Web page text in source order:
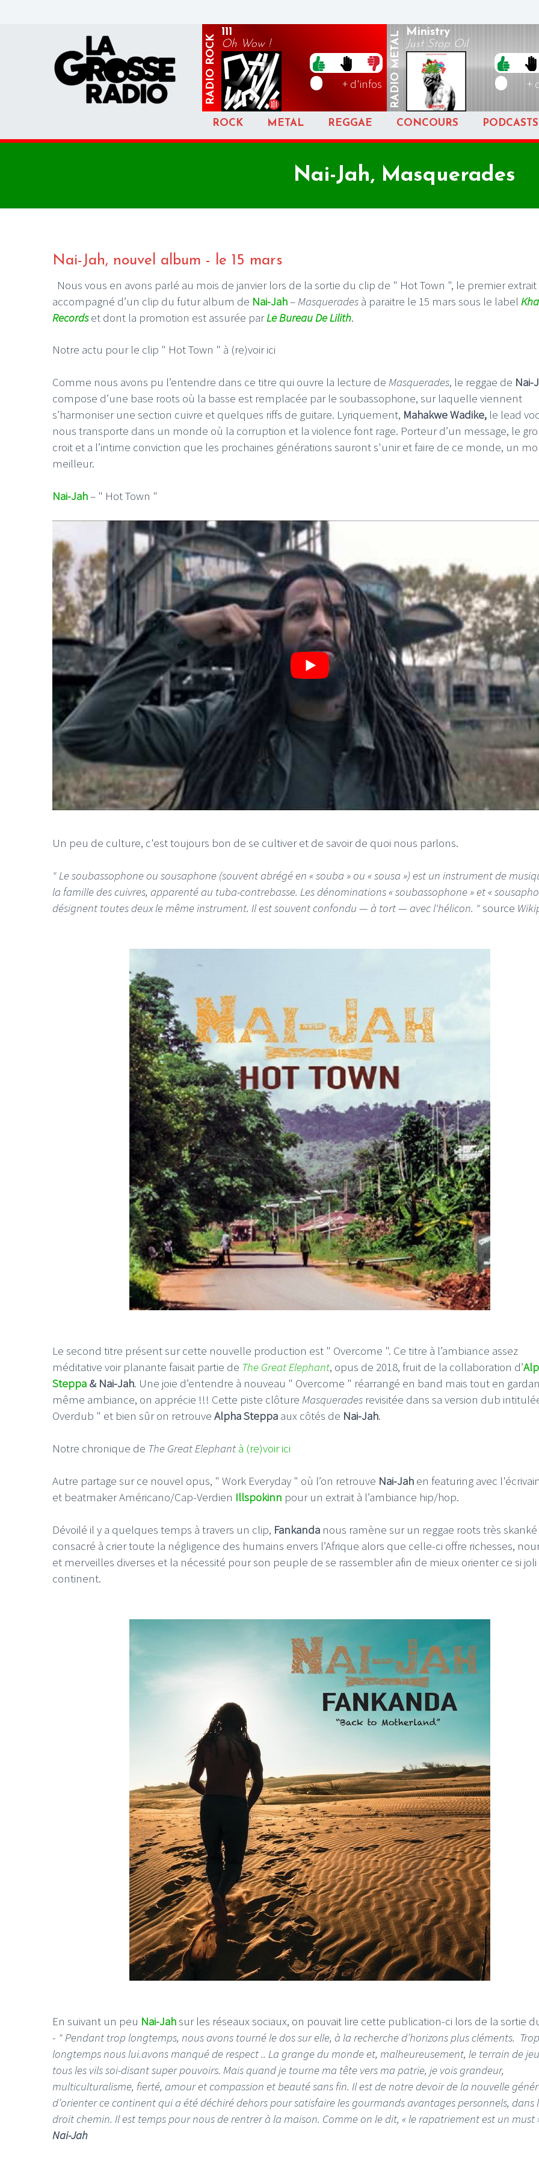
RADIO
ROCK
111
Oh Wow !
+ d'infos RADIO
METAL Ministry
Just Stop Oil
+
ROCK METAL REGGAE CONCOURS PODCASTS
Nai-Jah, Masquerades
Nai-Jah, nouvel album - le 15 mars
Nous vous en avons parlé au mois de janvier lors de la sortie du clip de " Hot Town ", le premier extrait
accompagné d’un clip du futur album de Nai-Jah– Masquerades à paraitre le 15 mars sous le label
Recordset dont la promotion est assurée parLe Bureau De Lilith.
Notre actu pour le clip " Hot Town " à (re)voir ici
Comme nous avons pu l’entendre dans ce titre qui ouvre la lecture de Masquerades, le reggae de Nai-
compose d’une base roots où la basse est remplacée par le soubassophone, sur laquelle viennent
s’harmoniser une section cuivre et quelques riffs de guitare. Lyriquement, Mahakwe Wadike, le lead
nous transporte dans un monde où la corruption et la violence font rage. Porteur d’un message, le
croit et a l’intime conviction que les prochaines générations sauront s'unir et faire de ce monde, un
meilleur.
Nai-Jah– " Hot Town "
Un peu de culture, c'est toujours bon de se cultiver et de savoir de quoi nous parlons.
" Le soubassophone ou sousaphone (souvent abrégé en « souba » ou « sousa ») est un instrument de
la famille des cuivres, apparenté au tuba-contrebasse. Les dénominations « soubassophone » et «
désignent toutes deux le même instrument. Il est souvent confondu — à tort — avec l'hélicon. "source
Le second titre présent sur cette nouvelle production est " Overcome ". Ce titre à l’ambiance assez
méditative voir planante faisait partie de The Great Elephant, opus de 2018, fruit de la collaboration d’
Steppa & Nai-Jah. Une joie d’entendre à nouveau " Overcome " réarrangé en band mais tout en
même ambiance, on apprécie !!! Cette piste clôture Masquerades revisitée dans sa version dub
Overdub " et bien sûr on retrouve Alpha Steppa aux côtés de Nai-Jah.
Notre chronique de The Great Elephant à (re)voir ici
Autre partage sur ce nouvel opus, " Work Everyday " où l’on retrouve Nai-Jah en featuring avec
et beatmaker Américano/Cap-Verdien Illspokinn pour un extrait à l’ambiance hip/hop.
Dévoilé il y a quelques temps à travers un clip, Fankanda nous ramène sur un reggae roots très skanké
consacré à crier toute la négligence des humains envers l’Afrique alors que celle-ci offre richesses,
et merveilles diverses et la nécessité pour son peuple de se rassembler afin de mieux orienter ce si joli
continent.
En suivant un peu Nai-Jahsur les réseaux sociaux, on pouvait lire cette publication-ci lors de la sortie
- " Pendant trop longtemps, nous avons tourné le dos sur elle, à la recherche d’horizons plus cléments. Trop
longtemps nous lui.avons manqué de respect .. La grange du monde et, malheureusement, le terrain de
tous les vils soi-disant super pouvoirs. Mais quand je tourne ma tête vers ma patrie, je vois grandeur,
multiculturalisme, fierté, amour et compassion et beauté sans fin. Il est de notre devoir de la nouvelle
d’orienter ce continent qui a été déchiré dehors pour satisfaire les gourmands avantages personnels, dans
droit chemin. Il est temps pour nous de rentrer à la maison. Comme on le dit, « le rapatriement est un must
Nai-Jah
LE GROS RIFFIFI LE GROS RIFFIFI LE GROS RIFFIFI